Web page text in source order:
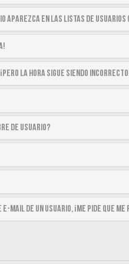
aparezca en las listas de
la hora sigue siendo
de usuario?
mail de un usuario, ¡me pide que